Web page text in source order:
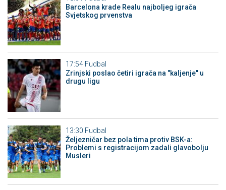
Barcelona krade Realu najboljeg igrača
Svjetskog prvenstva
17:54 Fudbal
Zrinjski poslao četiri igrača na "kaljenje" u
drugu ligu
13:30 Fudbal
Željezničar bez pola tima protiv BSK-a:
Problemi s registracijom zadali glavobolju
Musleri